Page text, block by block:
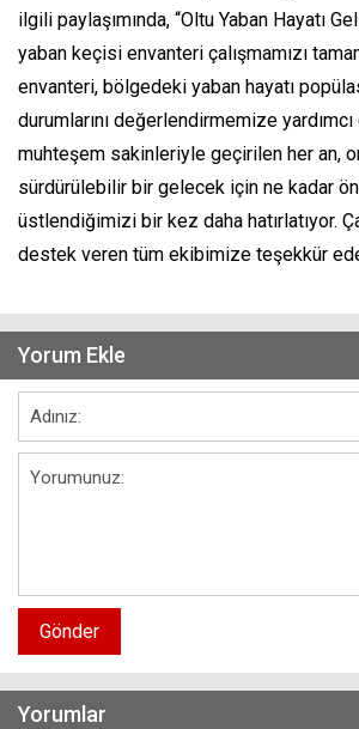
ilgili paylaşımında, “Oltu Yaban Hayatı
yaban keçisi envanteri çalışmamızı
envanteri, bölgedeki yaban hayatı
durumlarını değerlendirmemize
muhteşem sakinleriyle geçirilen her an,
sürdürülebilir bir gelecek için ne kadar
üstlendiğimizi bir kez daha hatırlatıyor.
destek veren tüm ekibimize teşekkür
Yorum Ekle
Gönder
Yorumlar